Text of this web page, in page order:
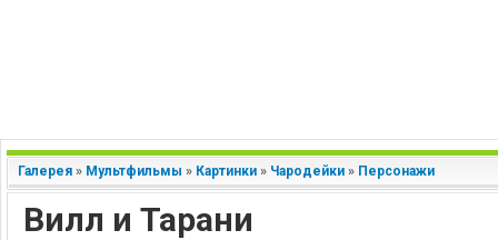
Галерея » Мультфильмы » Картинки » Чародейки » Персонажи
Вилл и Тарани